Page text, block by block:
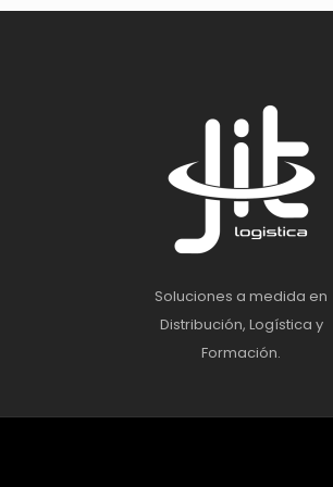
Soluciones a medida en
Distribución, Logística y
Formación.